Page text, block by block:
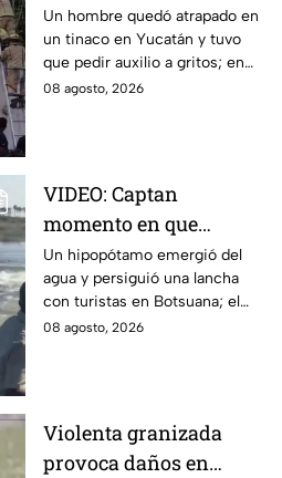
atrapado por más de
dos horas en Yucatán;
así lo encontraron
Un hombre quedó atrapado en
un tinaco en Yucatán y tuvo
que pedir auxilio a gritos; en
redes aseguran que intentaba
08 agosto, 2026
VIDEO: Captan
momento en que
hipopótamo sale del
agua para perseguir a
turistas en lancha
Un hipopótamo emergió del
agua y persiguió una lancha
con turistas en Botsuana; el
guía aceleró a tiempo para
08 agosto, 2026
Violenta granizada
provoca daños en